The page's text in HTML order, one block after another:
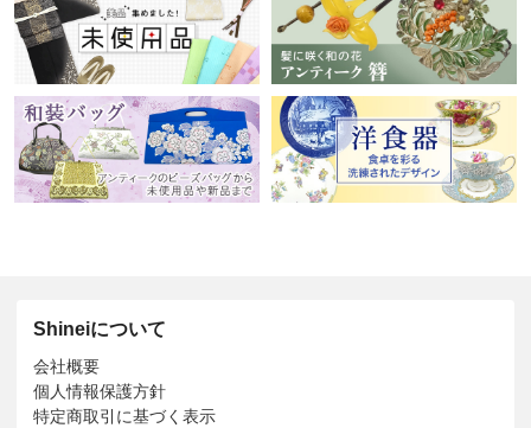
Shineiについて
会社概要
個人情報保護方針
特定商取引に基づく表示